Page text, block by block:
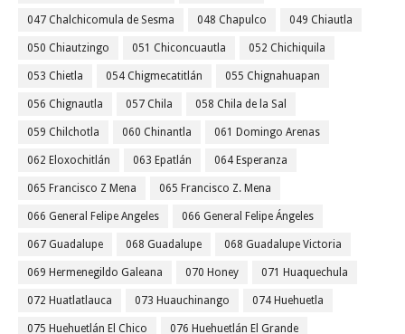
047 Chalchicomula de Sesma 048 Chapulco 049 Chiautla
050 Chiautzingo 051 Chiconcuautla 052 Chichiquila
053 Chietla 054 Chigmecatitlán 055 Chignahuapan
056 Chignautla 057 Chila 058 Chila de la Sal
059 Chilchotla 060 Chinantla 061 Domingo Arenas
062 Eloxochitlán 063 Epatlán 064 Esperanza
065 Francisco Z Mena 065 Francisco Z. Mena
066 General Felipe Angeles 066 General Felipe Ángeles
067 Guadalupe 068 Guadalupe 068 Guadalupe Victoria
069 Hermenegildo Galeana 070 Honey 071 Huaquechula
072 Huatlatlauca 073 Huauchinango 074 Huehuetla
075 Huehuetlán El Chico 076 Huehuetlán El Grande